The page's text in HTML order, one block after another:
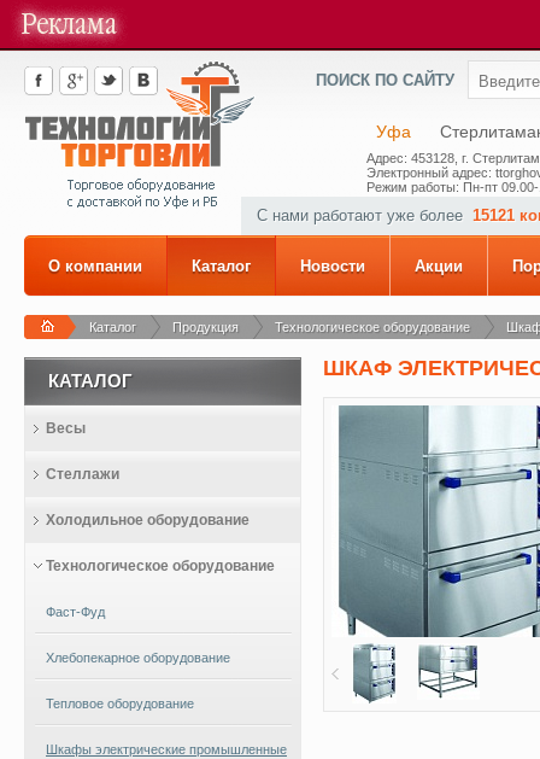
ПОИСК ПО САЙТУ
Уфа
Адрес: 453128, г.
Электронный адрес:
Режим работы: Пн-пт
С нами работают уже более 15121
О компании Каталог Новости Акции
Каталог Продукция Технологическое оборудование
ШКАФ
КАТАЛОГ
Весы
Стеллажи
Холодильное оборудование
Технологическое оборудование
Фаст-Фуд
Хлебопекарное оборудование
Тепловое оборудование
Шкафы электрические промышленные